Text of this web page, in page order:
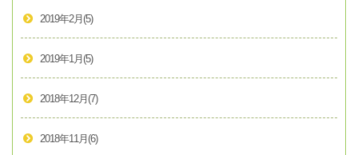
2019年2月 (5)
2019年1月 (5)
2018年12月 (7)
2018年11月 (6)